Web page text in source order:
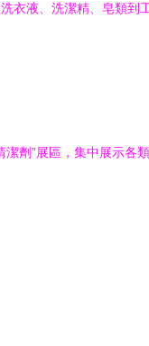
衣液、洗潔精、皂類到
劑”展區，集中展示各